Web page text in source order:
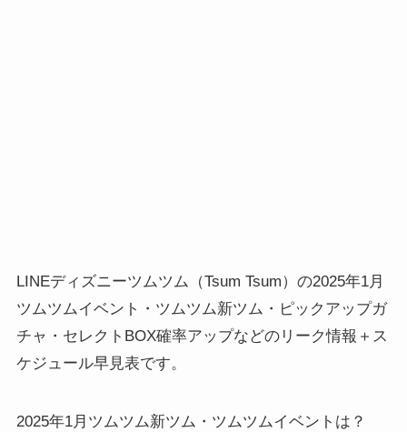
LINEディズニーツムツム（Tsum Tsum）の2025年1月
ツムツムイベント・ツムツム新ツム・ピックアップガ
チャ・セレクトBOX確率アップなどのリーク情報＋ス
ケジュール早見表です。
2025年1月ツムツム新ツム・ツムツムイベントは？